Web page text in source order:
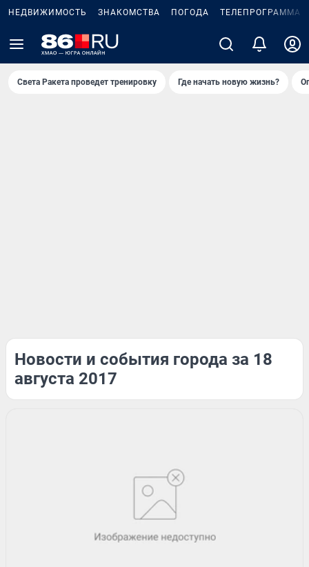
НЕДВИЖИМОСТЬ ЗНАКОМСТВА ПОГОДА ТЕЛЕПРОГРАММА
Света Ракета проведет тренировку Где начать новую жизнь?
Новости и события города за 18
августа 2017